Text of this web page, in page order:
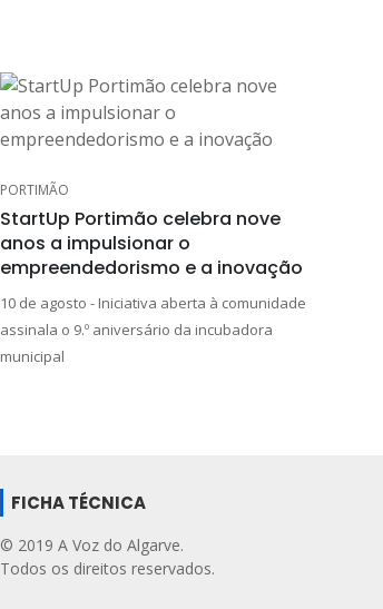
PORTIMÃO
StartUp Portimão celebra nove
anos a impulsionar o
empreendedorismo e a inovação
10 de agosto - Iniciativa aberta à comunidade
assinala o 9.º aniversário da incubadora
municipal
FICHA TÉCNICA
© 2019 A Voz do Algarve.
Todos os direitos reservados.